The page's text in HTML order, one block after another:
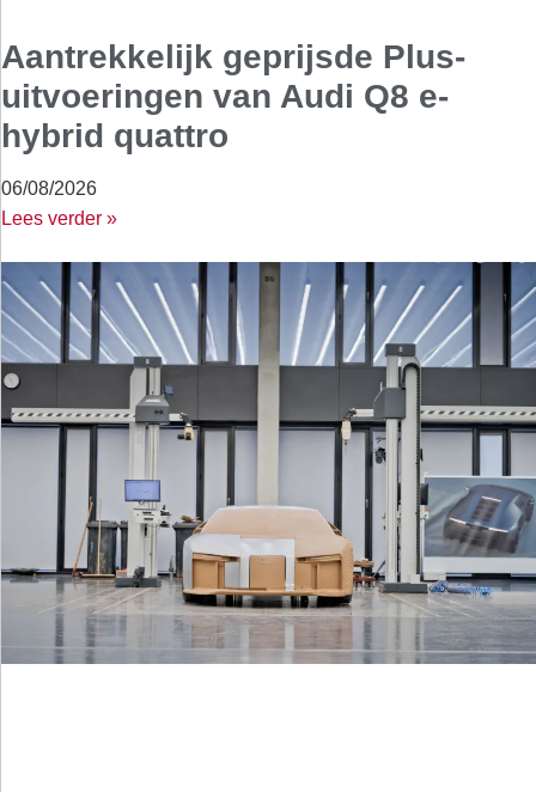
Aantrekkelijk geprijsde Plus-
uitvoeringen van Audi Q8 e-
hybrid quattro
06/08/2026
Lees verder »